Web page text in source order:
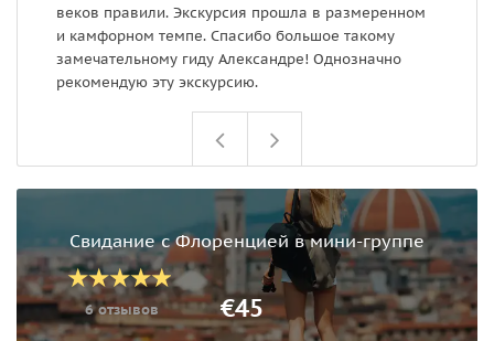
веков правили. Экскурсия прошла в размеренном
и камфорном темпе. Спасибо большое такому
замечательному гиду Александре! Однозначно
рекомендую эту экскурсию.
Свидание с Флоренцией в мини-группе
6 отзывов €45